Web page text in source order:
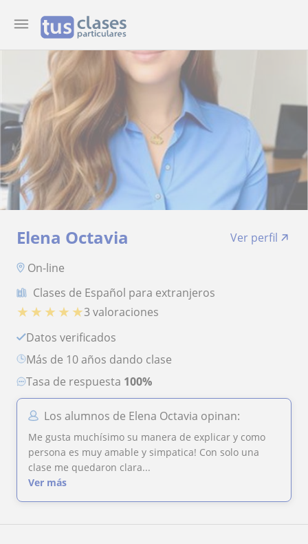
Elena Octavia
Ver perfil
On-line
Clases de Español para extranjeros
★ ★ ★ ★ ★3 valoraciones
Datos verificados
más de 10 años dando clase
Tasa de respuesta 100%
Los alumnos de Elena Octavia opinan:
Me gusta muchísimo su manera de explicar y como
persona es muy amable y simpatica! Con solo una
clase me quedaron clara...
Ver más